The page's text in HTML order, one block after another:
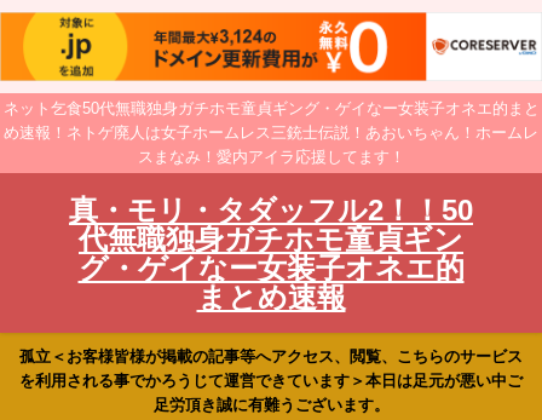
ネット乞食50代無職独身ガチホモ童貞ギング・ゲイなー女装子オネエ的まと
め速報！ネトゲ廃人は女子ホームレス三銃士伝説！あおいちゃん！ホームレ
スまなみ！愛内アイラ応援してます！
真・モリ・タダッフル2！！50
代無職独身ガチホモ童貞ギン
グ・ゲイなー女装子オネエ的
まとめ速報
孤立＜お客様皆様が掲載の記事等へアクセス、閲覧、こちらのサービス
を利用される事でかろうじて運営できています＞本日は足元が悪い中ご
足労頂き誠に有難うございます。